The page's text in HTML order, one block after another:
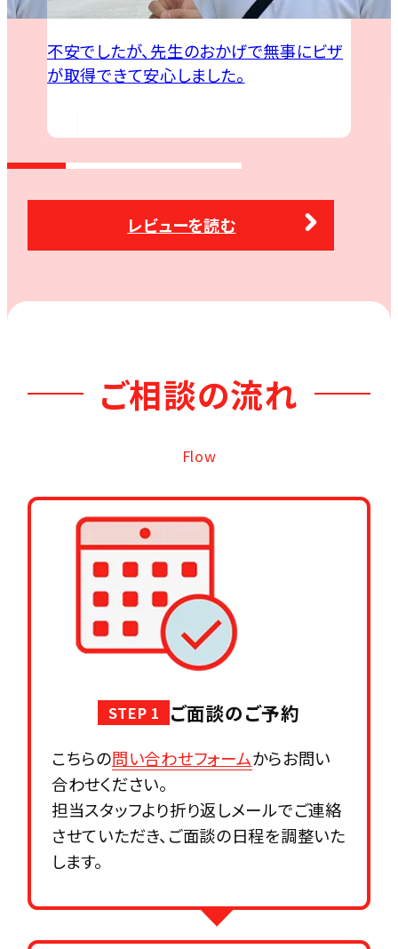
不安でしたが、先生のおかげで無事にビザ
が取得できて安心しました。
レビューを読む
ご相談の流れ
Flow
STEP 1 ご面談のご予約
こちらの問い合わせフォームからお問い
合わせください。
担当スタッフより折り返しメールでご連絡
させていただき、ご面談の日程を調整いた
します。